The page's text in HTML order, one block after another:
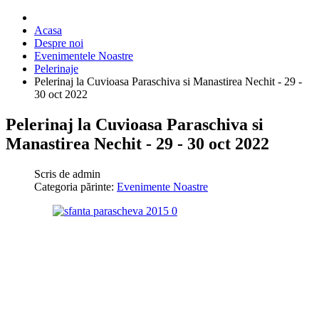
Acasa
Despre noi
Evenimentele Noastre
Pelerinaje
Pelerinaj la Cuvioasa Paraschiva si Manastirea Nechit - 29 -
30 oct 2022
Pelerinaj la Cuvioasa Paraschiva si
Manastirea Nechit - 29 - 30 oct 2022
Scris de admin
Categoria părinte: Evenimente Noastre